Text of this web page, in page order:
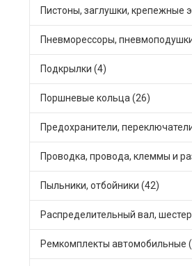
Пистоны, заглушки, крепежные
Пневморессоры,
Подкрылки (4)
Поршневые кольца (26)
Проводка, провода, клеммы и
Пыльники, отбойники (42)
Ремкомплекты автомобильные